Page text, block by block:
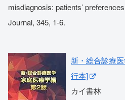
misdiagnosis: patients’
Journal, 345, 1-6.
新・総合診療
行本]
カイ書林